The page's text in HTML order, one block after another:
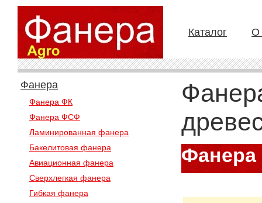
Каталог О
Фанера
Фанера ФК
Фанера ФСФ
Ламинированная фанера
Бакелитовая фанера
Авиационная фанера
Сверхлегкая фанера
Гибкая фанера
Фанера